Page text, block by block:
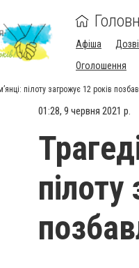
Афіша
Оголошення
пілоту загрожує 12 років
01:28, 9 червня 2021 р.